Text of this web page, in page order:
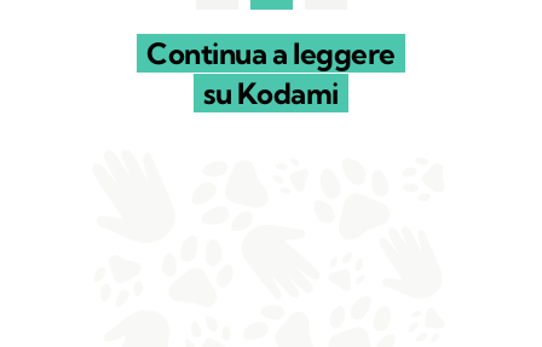
Continua a leggere
su Kodami